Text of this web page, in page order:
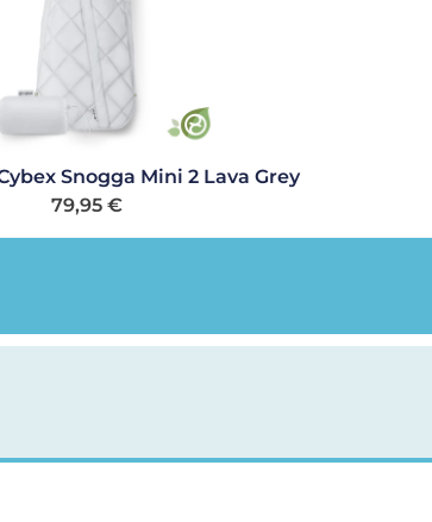
Snogga Mini 2 Lava Grey
79,95 €